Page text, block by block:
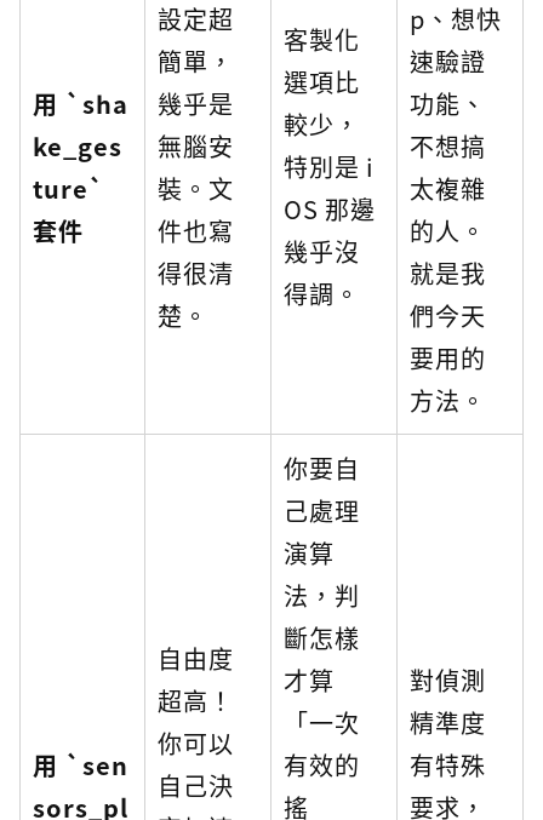
用 `sha
ke_ges
ture`
套件
設定超
簡單，
幾乎是
無腦安
裝。文
件也寫
得很清
楚。
客製化
選項比
較少，
特別是 i
OS 那邊
幾乎沒
得調。
p、想快
速驗證
功能、
不想搞
太複雜
的人。
就是我
們今天
要用的
方法。
用 `sen
sors_pl
自由度
超高！
你可以
自己決
你要自
己處理
演算
法，判
斷怎樣
才算
「一次
有效的
搖
對偵測
精準度
有特殊
要求，